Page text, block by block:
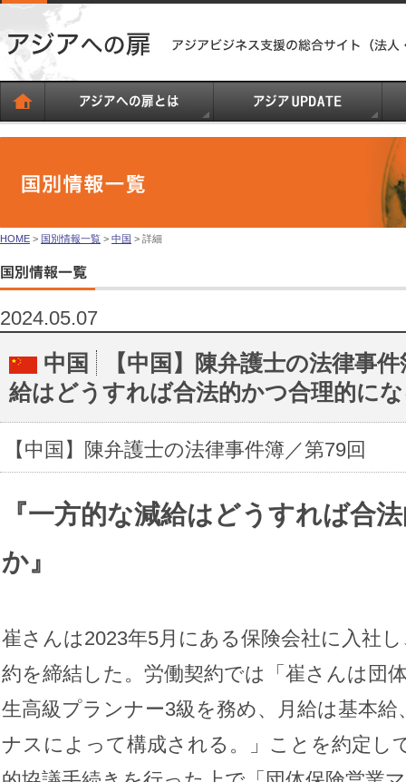
HOME > 国別情報一覧 > 中国 > 詳細
2024.05.07
中国
【中国】陳弁護士の法律事
給はどうすれば合法的かつ合理的に
【中国】陳弁護士の法律事件簿／第79回
『一方的な減給はどうすれば合
か』
崔さんは2023年5月にある保険会社に入社
約を締結した。労働契約では「崔さんは団
生高級プランナー3級を務め、月給は基本
ナスによって構成される。」ことを約定し